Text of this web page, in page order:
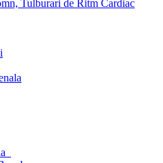
Tulburari de Ritm Cardiac